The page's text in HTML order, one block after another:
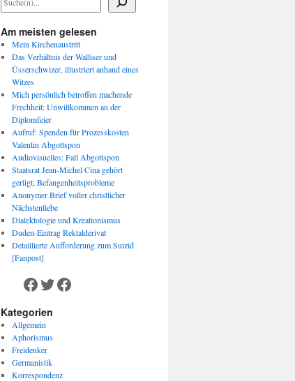
Am meisten gelesen
Mein Kirchenaustritt
Das Verhältnis der Walliser und
Üsserschwizer, illustriert anhand eines
Witzes
Mich persönlich betroffen machende
Frechheit: Unwillkommen an der
Diplomfeier
Aufruf: Spenden für Prozesskosten
Valentin Abgottspon
Audiovisuelles: Fall Abgottspon
Staatsrat Jean-Michel Cina gehört
gerügt, Befangenheitsprobleme
Anonymer Brief voller christlicher
Nächstenliebe
Dialektologie und Kreationismus
Duden-Eintrag Rektalderivat
Detaillierte Aufforderung zum Suizid
[Fanpost]
Facebook
TwitterFacebook
Kategorien
Allgemein
Aphorismus
Freidenker
Germanistik
Korrespondenz